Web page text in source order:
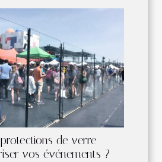
de verre
vos événements ?